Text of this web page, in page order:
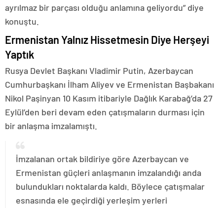
ayrılmaz bir parçası olduğu anlamına geliyordu” diye
konuştu.
Ermenistan Yalnız Hissetmesin Diye Herşeyi
Yaptık
Rusya Devlet Başkanı Vladimir Putin, Azerbaycan
Cumhurbaşkanı İlham Aliyev ve Ermenistan Başbakanı
Nikol Paşinyan 10 Kasım itibariyle Dağlık Karabağ’da 27
Eylül’den beri devam eden çatışmaların durması için
bir anlaşma imzalamıştı.
İmzalanan ortak bildiriye göre Azerbaycan ve
Ermenistan güçleri anlaşmanın imzalandığı anda
bulundukları noktalarda kaldı. Böylece çatışmalar
esnasında ele geçirdiği yerleşim yerleri